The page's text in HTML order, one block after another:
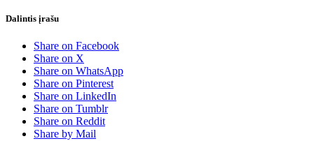
Dalintis įrašu
Share on Facebook
Share on X
Share on WhatsApp
Share on Pinterest
Share on LinkedIn
Share on Tumblr
Share on Reddit
Share by Mail